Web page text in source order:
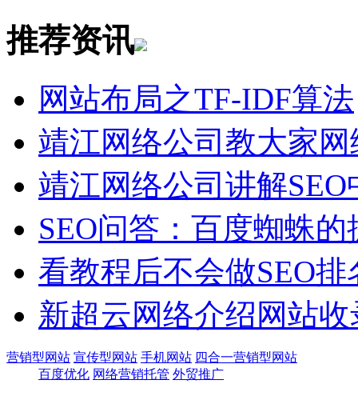
推荐资讯
网站布局之TF-IDF算法
靖江网络公司教大家
靖江网络公司讲解
SEO问答：百度蜘蛛
看教程后不会做SEO
新超云网络介绍网站
营销型网站 宣传型网站 手机网站 四合一营销型网站
百度优化 网络营销托管 外贸推广